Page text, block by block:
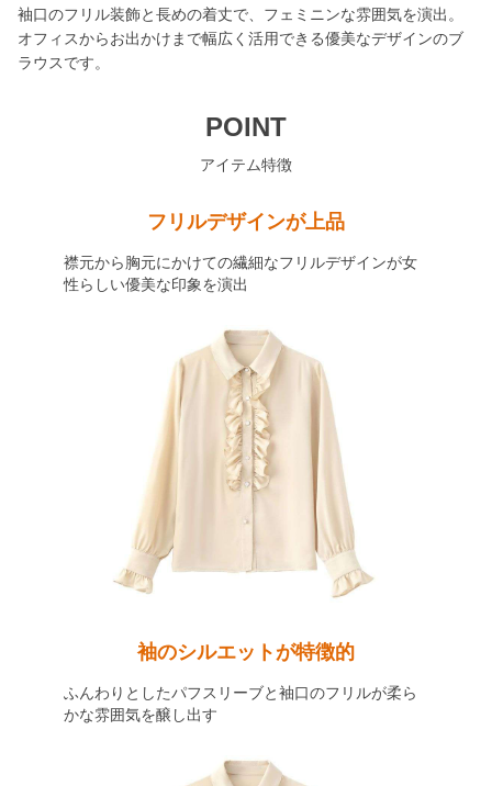
袖口のフリル装飾と長めの着丈で、フェミニンな雰囲気を演出。
オフィスからお出かけまで幅広く活用できる優美なデザインのブ
ラウスです。
POINT
アイテム特徴
フリルデザインが上品
襟元から胸元にかけての繊細なフリルデザインが女
性らしい優美な印象を演出
袖のシルエットが特徴的
ふんわりとしたパフスリーブと袖口のフリルが柔ら
かな雰囲気を醸し出す